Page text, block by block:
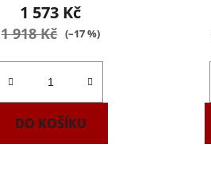
1 573 Kč
1 918 Kč (–17 %)
DO KOŠÍKU